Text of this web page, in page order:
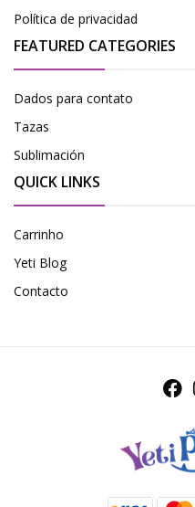
Política de privacidad
FEATURED CATEGORIES
Dados para contato
Tazas
Sublimación
QUICK LINKS
Carrinho
Yeti Blog
Contacto